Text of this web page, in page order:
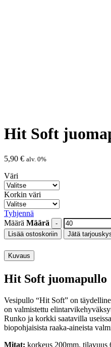
Hit Soft
5,90 € alv. 0%
Väri
Korkin väri
Tyhjennä
Määrä Määrä
Lisää ostoskoriin Jätä
Kuvaus
Hit Soft juomapullo
Vesipullo “Hit Soft” on
on valmistettu
Runko ja korkki saatavilla
biopohjaisista raaka-aineista
Mitat: korkeus 200mm, tilavuus